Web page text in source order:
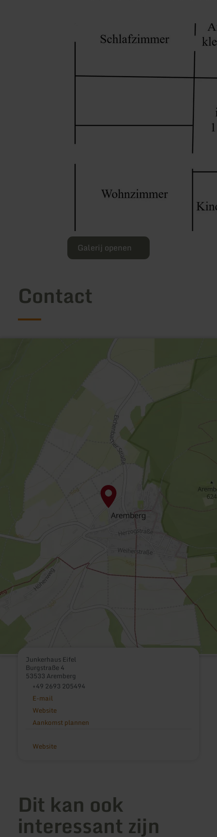
Galerij openen
Contact
Junkerhaus Eifel
Burgstraße 4
53533 Aremberg
+49 2693 205494
E-mail
Website
Aankomst plannen
Website
Dit kan ook
interessant zijn